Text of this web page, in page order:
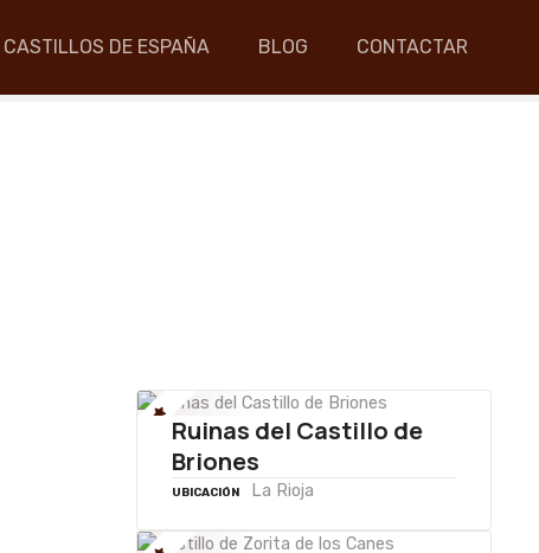
CASTILLOS DE ESPAÑA BLOG CONTACTAR
Ruinas del Castillo de
Briones
UBICACIÓN La Rioja